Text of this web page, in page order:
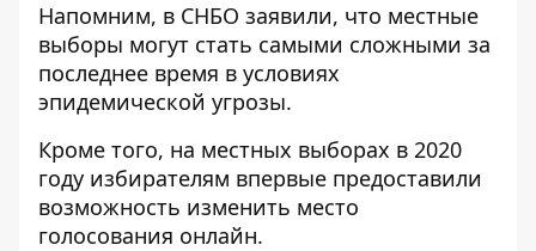
Напомним, в СНБО заявили, что местные
выборы могут стать самыми сложными за
последнее время в условиях
эпидемической угрозы.
Кроме того, на местных выборах в 2020
году избирателям впервые предоставили
возможность изменить место
голосования онлайн.